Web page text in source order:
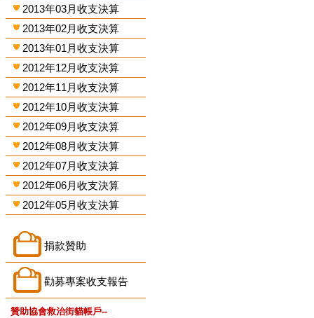
2013年03月收支決算
2013年02月收支決算
2013年01月收支決算
2012年12月收支決算
2012年11月收支決算
2012年10月收支決算
2012年09月收支決算
2012年08月收支決算
2012年07月收支決算
2012年06月收支決算
2012年05月收支決算
捐款贊助
勸募專案收支報告
贊助協會救治街貓帳戶--